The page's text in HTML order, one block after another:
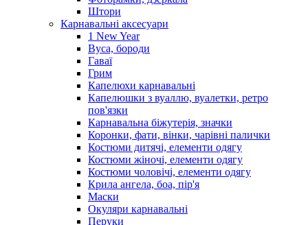
Штори
Карнавальні аксесуари
1 New Year
Вуса, бороди
Гаваї
Грим
Капелюхи карнавальні
Капелюшки з вуаллю, вуалетки, ретро
пов'язки
Карнавальна біжутерія, значки
Коронки, фати, вінки, чарівні палички
Костюми дитячі, елементи одягу
Костюми жіночі, елементи одягу
Костюми чоловічі, елементи одягу
Крила ангела, боа, пір'я
Маски
Окуляри карнавальні
Перуки